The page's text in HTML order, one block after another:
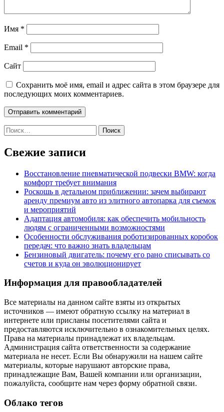
Имя *
Email *
Сайт
Сохранить моё имя, email и адрес сайта в этом браузере для
последующих моих комментариев.
Найти:
Свежие записи
Восстановление пневматической подвески BMW: когда
комфорт требует внимания
Роскошь в детальном приближении: зачем выбирают
аренду премиум авто из элитного автопарка для съемок
и мероприятий
Адаптация автомобиля: как обеспечить мобильность
людям с ограниченными возможностями
Особенности обслуживания роботизированных коробок
передач: что важно знать владельцам
Бензиновый двигатель: почему его рано списывать со
счетов и куда он эволюционирует
Информация для правообладателей
Все материалы на данном сайте взяты из открытых
источников — имеют обратную ссылку на материал в
интернете или присланы посетителями сайта и
предоставляются исключительно в ознакомительных целях.
Права на материалы принадлежат их владельцам.
Администрация сайта ответственности за содержание
материала не несет. Если Вы обнаружили на нашем сайте
материалы, которые нарушают авторские права,
принадлежащие Вам, Вашей компании или организации,
пожалуйста, сообщите нам через форму обратной связи.
Облако тегов